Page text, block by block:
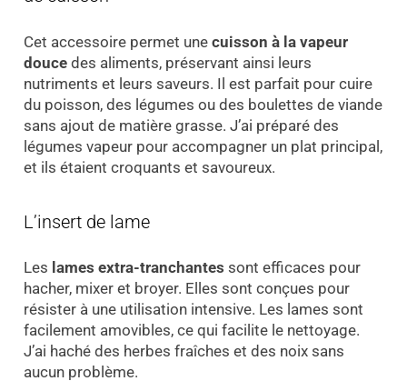
Cet accessoire permet une cuisson à la vapeur
doucedes aliments, préservant ainsi leurs
nutriments et leurs saveurs. Il est parfait pour cuire
du poisson, des légumes ou des boulettes de viande
sans ajout de matière grasse. J’ai préparé des
légumes vapeur pour accompagner un plat principal,
et ils étaient croquants et savoureux.
L’insert de lame
Les lames extra-tranchantes sont efficaces pour
hacher, mixer et broyer. Elles sont conçues pour
résister à une utilisation intensive. Les lames sont
facilement amovibles, ce qui facilite le nettoyage.
J’ai haché des herbes fraîches et des noix sans
aucun problème.